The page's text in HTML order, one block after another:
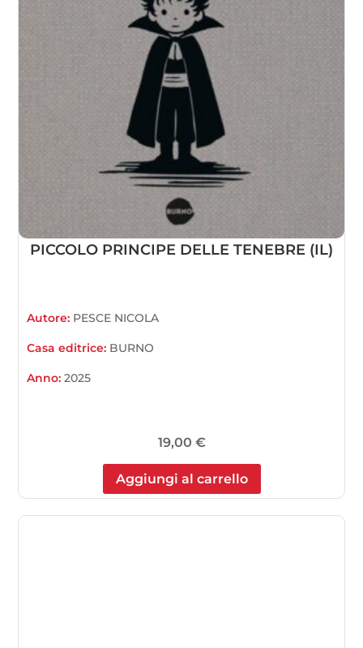
PICCOLO PRINCIPE DELLE TENEBRE (IL)
Autore: PESCE NICOLA
Casa editrice: BURNO
Anno:2025
19,00 €
Aggiungi al carrello